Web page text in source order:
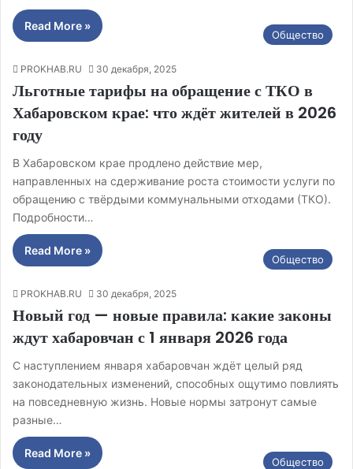
Read More »
Общество
PROKHAB.RU 30 декабря, 2025
Льготные тарифы на обращение с ТКО в
Хабаровском крае: что ждёт жителей в 2026
году
В Хабаровском крае продлено действие мер,
направленных на сдерживание роста стоимости услуги по
обращению с твёрдыми коммунальными отходами (ТКО).
Подробности…
Read More »
Общество
PROKHAB.RU 30 декабря, 2025
Новый год — новые правила: какие законы
ждут хабаровчан с 1 января 2026 года
С наступлением января хабаровчан ждёт целый ряд
законодательных изменений, способных ощутимо повлиять
на повседневную жизнь. Новые нормы затронут самые
разные…
Read More »
Общество